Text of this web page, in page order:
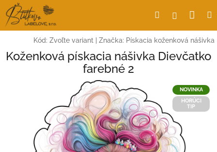
Prejsť
na
obsah
Hľadať
Kód: Zvoľte variant Značka: Pískacia koženková nášivka
Koženková pískacia nášivka Dievčatko
farebné 2
NOVINKA
HORÚCI
TIP